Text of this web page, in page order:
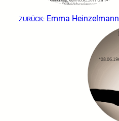
ZURÜCK: Emma Heinzelmann